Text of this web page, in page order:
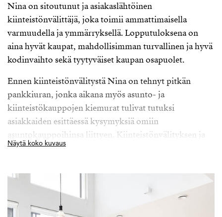
Nina on sitoutunut ja asiakaslähtöinen
kiinteistönvälittäjä, joka toimii ammattimaisella
varmuudella ja ymmärryksellä. Lopputuloksena on
aina hyvät kaupat, mahdollisimman turvallinen ja hyvä
kodinvaihto sekä tyytyväiset kaupan osapuolet.
Ennen kiinteistönvälitystä Nina on tehnyt pitkän
pankkiuran, jonka aikana myös asunto- ja
kiinteistökauppojen kiemurat tulivat tutuksi
asiakkaiden esittäessä kysymyksiä omiin
asuntokauppoihinsa liittyen. Kiinteistönvälityksen ja
asuntorahoituksen vankkana osaajana Nina auttaa ja
ostoprosessin. Työ, joka vaatii monen eri aihealueen
vahvaa osaamista, on hänelle innostava ja motivoiva.
Ninan elämänmittainen harrastus on suunnistus. Laji,
Näytä koko kuvaus